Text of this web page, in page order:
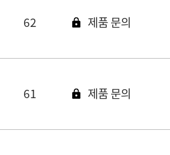
62 제품 문의
61 제품 문의